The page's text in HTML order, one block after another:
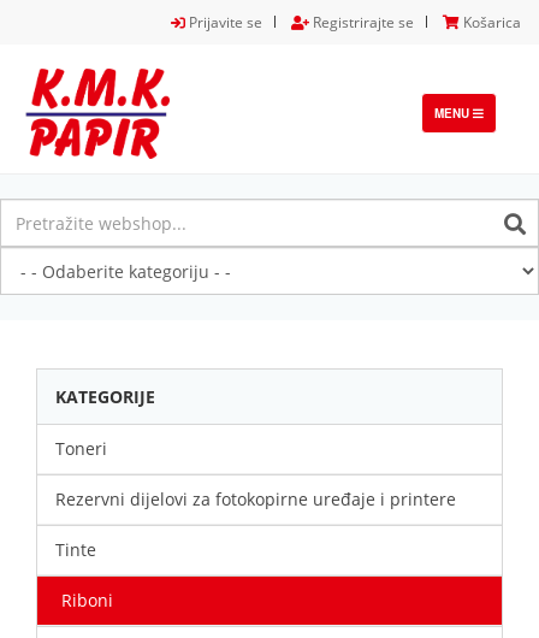
Prijavite se Registrirajte se Košarica
TOGGLE
NAVIGATION
MENU
KATEGORIJE
Toneri
Rezervni dijelovi za fotokopirne uređaje i printere
Tinte
Riboni